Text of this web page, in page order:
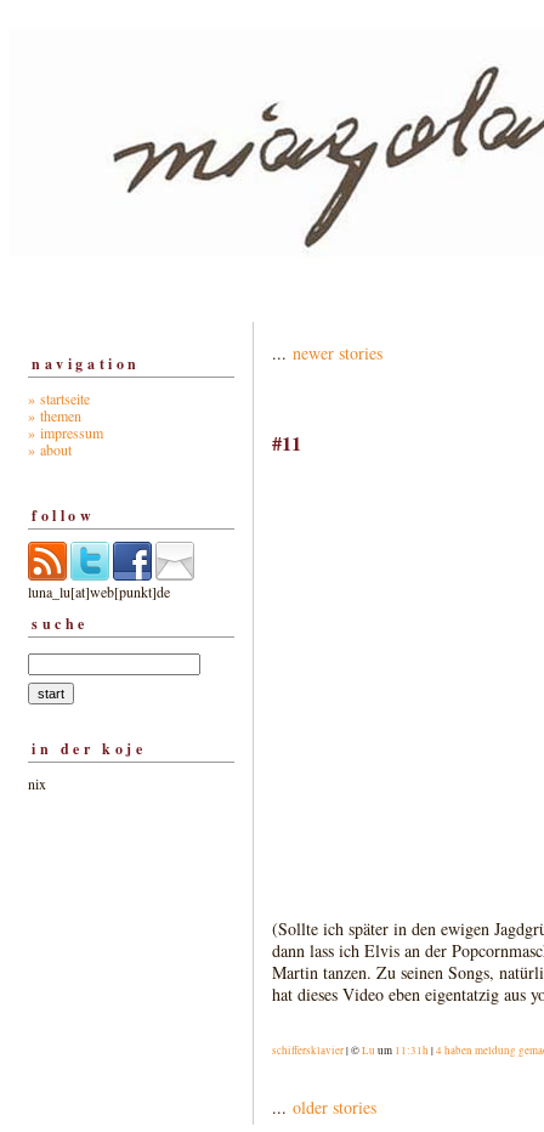
navigation
» startseite
» themen
» impressum
» about
follow
luna_lu[at]web[punkt]de
suche
in der koje
nix
... newer stories
#11
(Sollte ich später in den ewigen
dann lass ich Elvis an der
Martin tanzen. Zu seinen Songs,
hat dieses Video eben eigentatzig aus
schiffersklavier| ©Lu um 11:31h |4 haben meldung
... older stories